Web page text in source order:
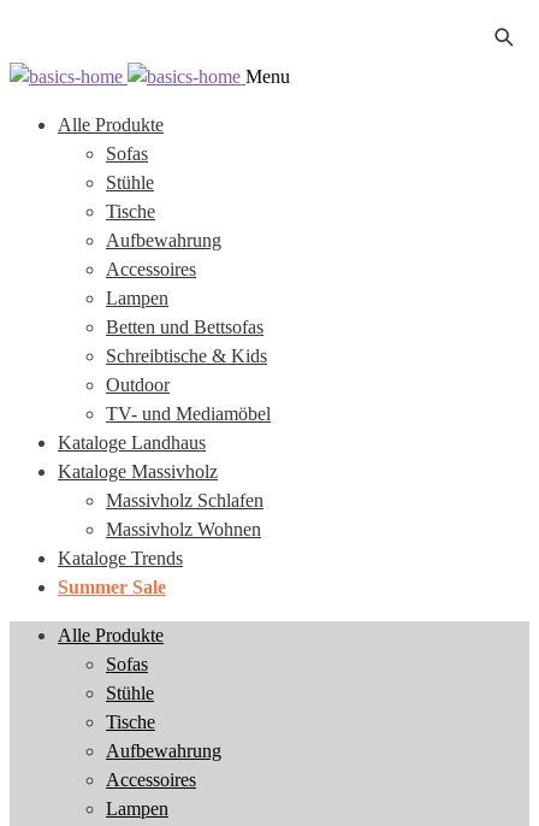
Zur
springen
Zum
springen
Menu
Alle Produkte
Sofas
Stühle
Tische
Aufbewahrung
Accessoires
Lampen
Betten und Bettsofas
Schreibtische & Kids
Outdoor
TV- und Mediamöbel
Kataloge Landhaus
Kataloge Massivholz
Massivholz Schlafen
Massivholz Wohnen
Kataloge Trends
Summer Sale
Alle Produkte
Sofas
Stühle
Tische
Aufbewahrung
Accessoires
Lampen